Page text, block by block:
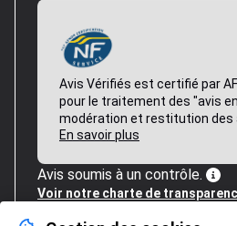
Avis Vérifiés est certifié par
pour le traitement des "avis
modération et restitution des
En savoir plus
Avis soumis à un contrôle.
Voir notre charte de